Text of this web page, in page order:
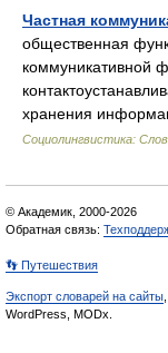
Частная
общественная
коммуникативной
хранения
Социолингвистика:
© Академик, 2000-2026
Обратная связь:
👣 Путешествия
Экспорт словарей на сайты
WordPress, MODx.